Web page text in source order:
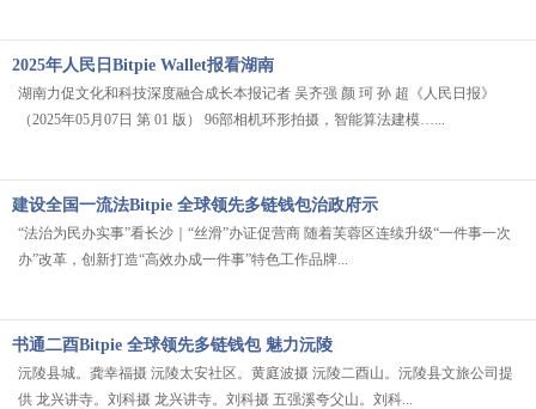
2025年人民日Bitpie Wallet报看湖南
湖南力促文化和科技深度融合成长本报记者 吴齐强 颜 珂 孙 超《人民日报》
（2025年05月07日 第 01 版） 96部相机环形拍摄，智能算法建模…...
建设全国一流法Bitpie 全球领先多链钱包治政府示
“法治为民办实事”看长沙｜“丝滑”办证促营商 随着芙蓉区连续升级“一件事一次
办”改革，创新打造“高效办成一件事”特色工作品牌...
书通二酉Bitpie 全球领先多链钱包 魅力沅陵
沅陵县城。龚幸福摄 沅陵太安社区。黄庭波摄 沅陵二酉山。沅陵县文旅公司提
供 龙兴讲寺。刘科摄 龙兴讲寺。刘科摄 五强溪夸父山。刘科...